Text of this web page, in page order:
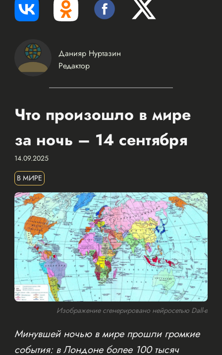
Данияр Нуртазин
Редактор
Что произошло в мире
за ночь – 14 сентября
14.09.2025
В МИРЕ
Изображение сгенерировано нейросетью Dall-e
Минувшей ночью в мире прошли громкие
события: в Лондоне более 100 тысяч